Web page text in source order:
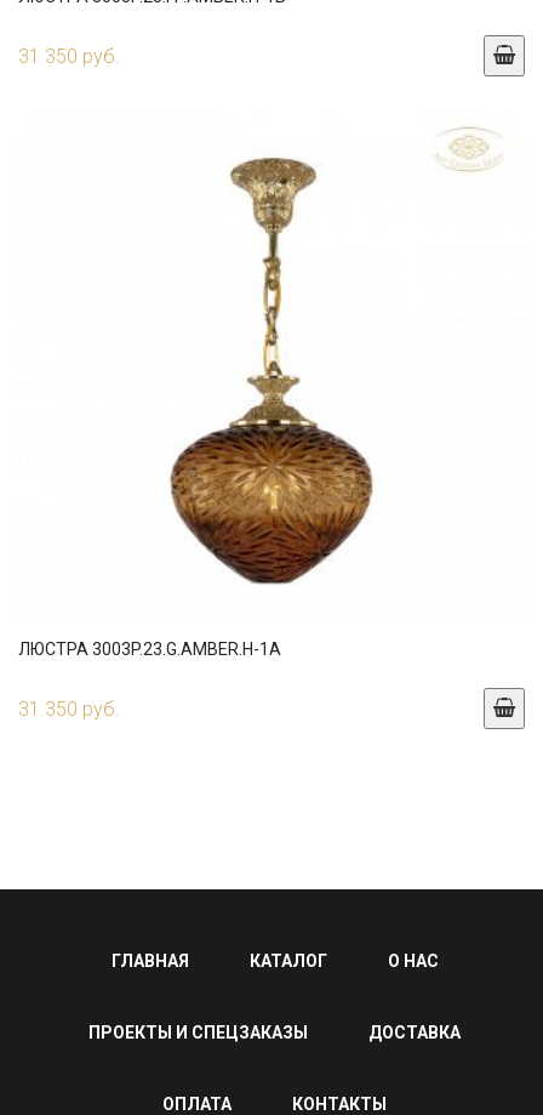
31 350 руб.
ЛЮСТРА 3003P.23.G.AMBER.H-1A
31 350 руб.
ГЛАВНАЯ КАТАЛОГ О НАС
ПРОЕКТЫ И СПЕЦЗАКАЗЫ ДОСТАВКА
ОПЛАТА КОНТАКТЫ